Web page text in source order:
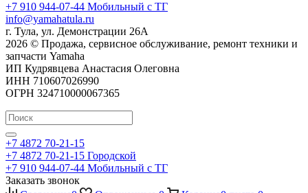
+7 910 944-07-44 Мобильный с ТГ
info@yamahatula.ru
г. Тула, ул. Демонстрации 26А
2026 © Продажа, сервисное обслуживание, ремонт техники и
запчасти Yamaha
ИП Кудрявцева Анастасия Олеговна
ИНН 710607026990
ОГРН 324710000067365
+7 4872 70-21-15
+7 4872 70-21-15 Городской
+7 910 944-07-44 Мобильный с ТГ
Заказать звонок